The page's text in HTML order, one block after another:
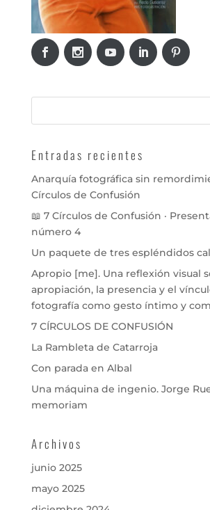
Entradas recientes
Anarquía fotográfica sin
Círculos de Confusión
📖 7 Círculos de Confusión ·
número 4
Un paquete de tres espléndidos
Apropio [me]. Una reflexión visual
apropiación, la presencia y el
fotografía como gesto íntimo y
7 CÍRCULOS DE CONFUSIÓN
La Rambleta de Catarroja
Con parada en Albal
Una máquina de ingenio. Jorge
memoriam
Archivos
junio 2025
mayo 2025